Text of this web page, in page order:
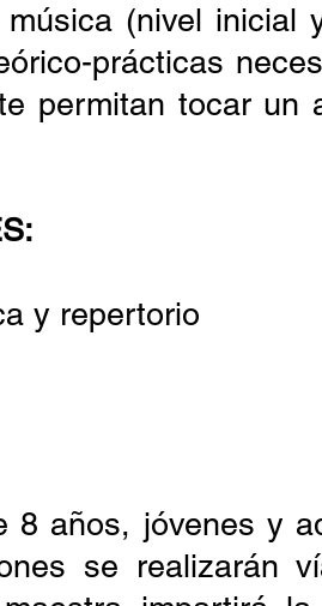
(nivel inicial
prácticas
permitan tocar un
y repertorio
8 años, jóvenes y
se realizarán